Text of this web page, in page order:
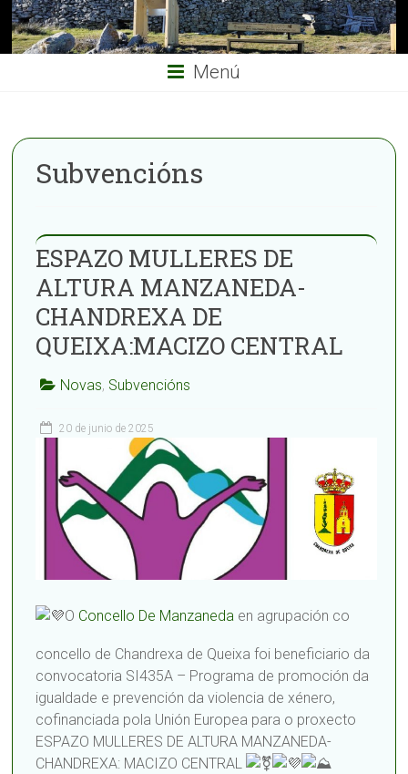
Menú
Subvencións
ESPAZO MULLERES DE
ALTURA MANZANEDA-
CHANDREXA DE
QUEIXA:MACIZO CENTRAL
Novas, Subvencións
20 de junio de 2025
O Concello De Manzaneda en agrupación co
concello de Chandrexa de Queixa foi beneficiario da
convocatoria SI435A – Programa de promoción da
igualdade e prevención da violencia de xénero,
cofinanciada pola Unión Europea para o proxecto
ESPAZO MULLERES DE ALTURA MANZANEDA-
CHANDREXA: MACIZO CENTRAL